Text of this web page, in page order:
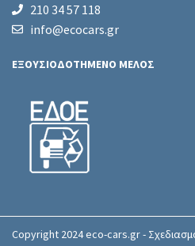
210 34 57 118
info@ecocars.gr
ΕΞΟΥΣΙΟΔΟΤΗΜΕΝΟ ΜΕΛΟΣ
Copyright 2024 eco-cars.gr -